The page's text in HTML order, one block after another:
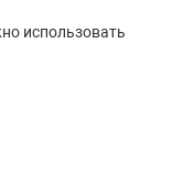
использовать